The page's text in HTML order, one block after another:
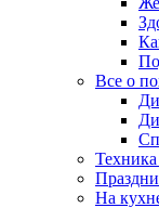
Все о
На